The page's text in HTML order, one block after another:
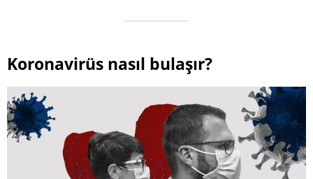
Koronavirüs nasıl bulaşır?